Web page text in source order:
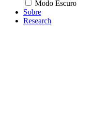
Modo Escuro
Sobre
Research